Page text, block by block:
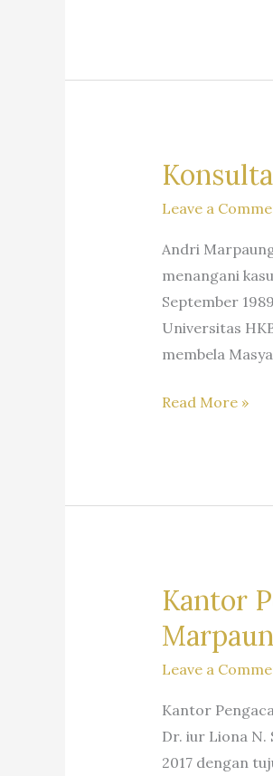
#firmahukum,
=Dr.
Iur
Andri
Partners
Leave a
Andri
menangani
September
Universitas
membela
Konsultasi
Read More »
Kantor
Leave a
Kantor
Dr. iur Liona N.
2017 dengan